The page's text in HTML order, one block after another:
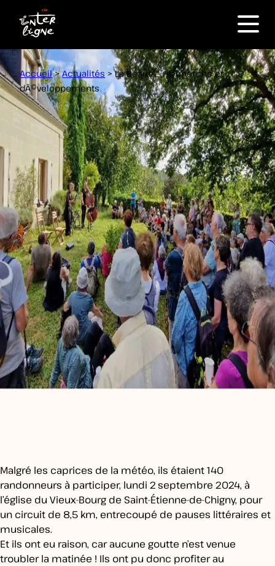
Menu
Accueil>Actualités >La BeautÃ©, recherche et
dÃ©veloppements
Saint-Étienne-de-Chigny : joli
succès pour la balade littéraire
(NR)
Malgré les caprices de la météo, ils étaient 140
randonneurs à participer, lundi 2 septembre 2024, à
l’église du Vieux-Bourg de Saint-Étienne-de-Chigny, pour
un circuit de 8,5 km, entrecoupé de pauses littéraires et
musicales.
Et ils ont eu raison, car aucune goutte n’est venue
troubler la matinée ! Ils ont pu donc profiter au